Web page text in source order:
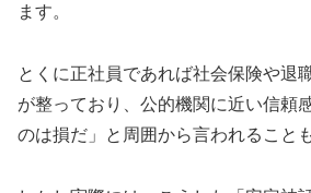
ます。
とくに正社員であれば社会保険や退
が整っており、公的機関に近い信頼
のは損だ」と周囲から言われること